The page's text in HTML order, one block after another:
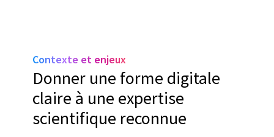
Contexte et enjeux
Donner une forme digitale
claire à une expertise
scientifique reconnue